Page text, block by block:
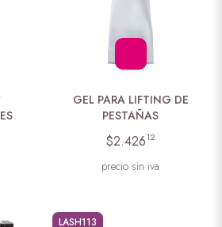
GEL PARA LIFTING DE
PESTAÑAS
$2.42612
precio sin iva
LASH113